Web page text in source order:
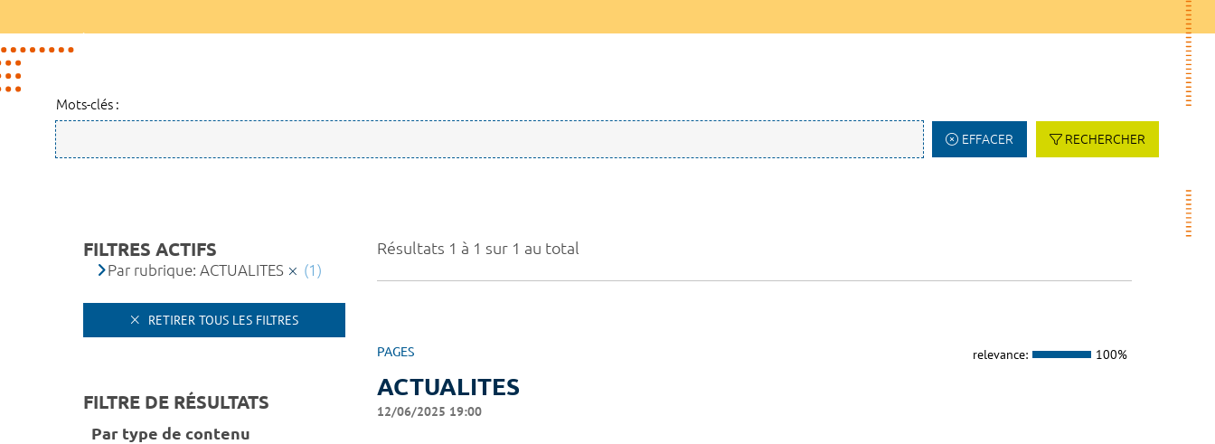
Mots-clés :
EFFACER RECHERCHER
Résultats 1 à 1 sur 1 au total
PAGES relevance: 100%
ACTUALITES
12/06/2025 19:00
FILTRES ACTIFS
Par rubrique: ACTUALITES (1)
RETIRER TOUS LES FILTRES
FILTRE DE RÉSULTATS
Par type de contenu